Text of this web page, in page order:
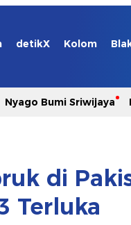
detikX Kolom
Nyago Bumi Sriwijaya
di
Terluka